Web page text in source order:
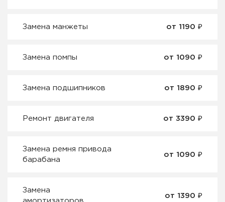
Замена манжеты от 1190 ₽
Замена помпы от 1090 ₽
Замена подшипников от 1890 ₽
Ремонт двигателя от 3390 ₽
Замена ремня привода
барабана
от 1090 ₽
Замена
от 1390 ₽